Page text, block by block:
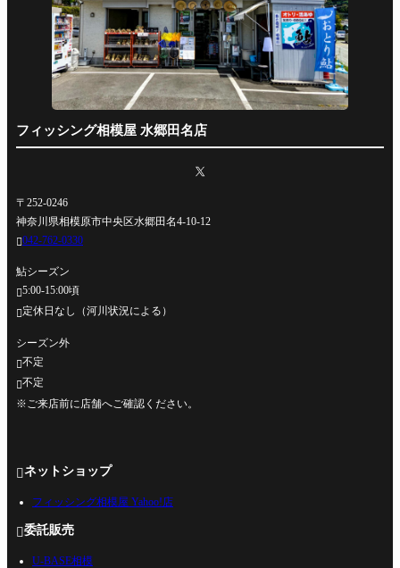
フィッシング相模屋 水郷田名店
〒252-0246
神奈川県相模原市中央区水郷田名4-10-12
042-762-0330
鮎シーズン
5:00-15:00頃
定休日なし（河川状況による）
シーズン外
不定
不定
※ご来店前に店舗へご確認ください。
ネットショップ
フィッシング相模屋 Yahoo!店
委託販売
U-BASE相模